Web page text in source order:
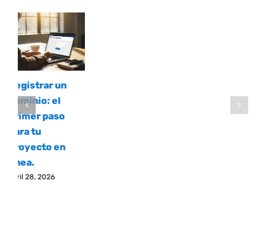
un
el
paso
tu
en
28, 2026